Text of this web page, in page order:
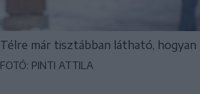
Télre már tisztábban látható, hogyan
FOTÓ: PINTI ATTILA